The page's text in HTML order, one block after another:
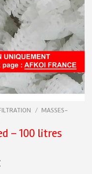
/ MASSES-
– 100 litres